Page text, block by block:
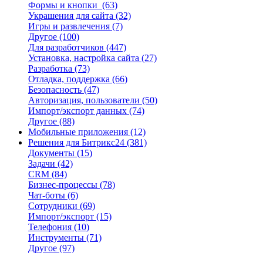
Формы и кнопки (63)
Украшения для сайта (32)
Игры и развлечения (7)
Другое (100)
Для разработчиков (447)
Установка, настройка сайта (27)
Разработка (73)
Отладка, поддержка (66)
Безопасность (47)
Авторизация, пользователи (50)
Импорт/экспорт данных (74)
Другое (88)
Мобильные приложения (12)
Решения для Битрикс24 (381)
Документы (15)
Задачи (42)
CRM (84)
Бизнес-процессы (78)
Чат-боты (6)
Сотрудники (69)
Импорт/экспорт (15)
Телефония (10)
Инструменты (71)
Другое (97)